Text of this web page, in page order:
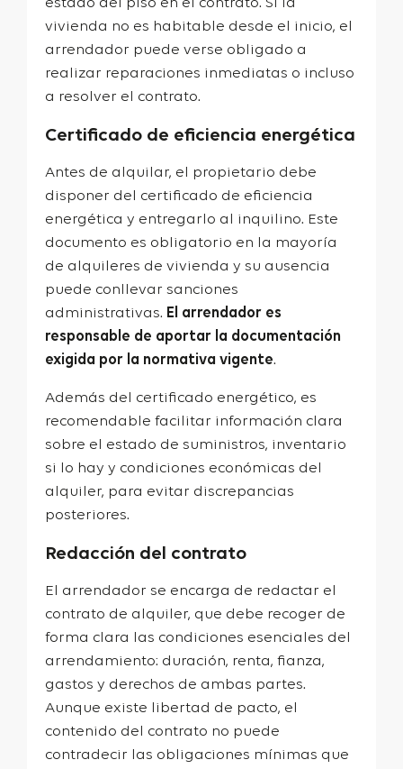
vivienda no es habitable desde el inicio, el
arrendador puede verse obligado a
realizar reparaciones inmediatas o incluso
a resolver el contrato.
Certificado de eficiencia energética
Antes de alquilar, el propietario debe
disponer del certificado de eficiencia
energética y entregarlo al inquilino. Este
documento es obligatorio en la mayoría
de alquileres de vivienda y su ausencia
puede conllevar sanciones
administrativas. El arrendador es
responsable de aportar la documentación
exigida por la normativa vigente.
Además del certificado energético, es
recomendable facilitar información clara
sobre el estado de suministros, inventario
si lo hay y condiciones económicas del
alquiler, para evitar discrepancias
posteriores.
Redacción del contrato
El arrendador se encarga de redactar el
contrato de alquiler, que debe recoger de
forma clara las condiciones esenciales del
arrendamiento: duración, renta, fianza,
gastos y derechos de ambas partes.
Aunque existe libertad de pacto, el
contenido del contrato no puede
contradecir las obligaciones mínimas que